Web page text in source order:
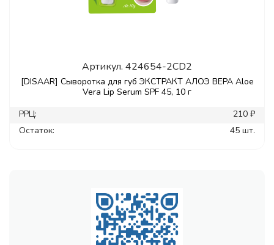
Артикул. 424654-2CD2
[DISAAR] Сыворотка для губ ЭКСТРАКТ АЛОЭ ВЕРА Aloe
Vera Lip Serum SPF 45, 10 г
РРЦ:
210 ₽
Остаток:
45 шт.